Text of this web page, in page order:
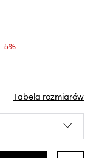
-5%
Tabela rozmiarów